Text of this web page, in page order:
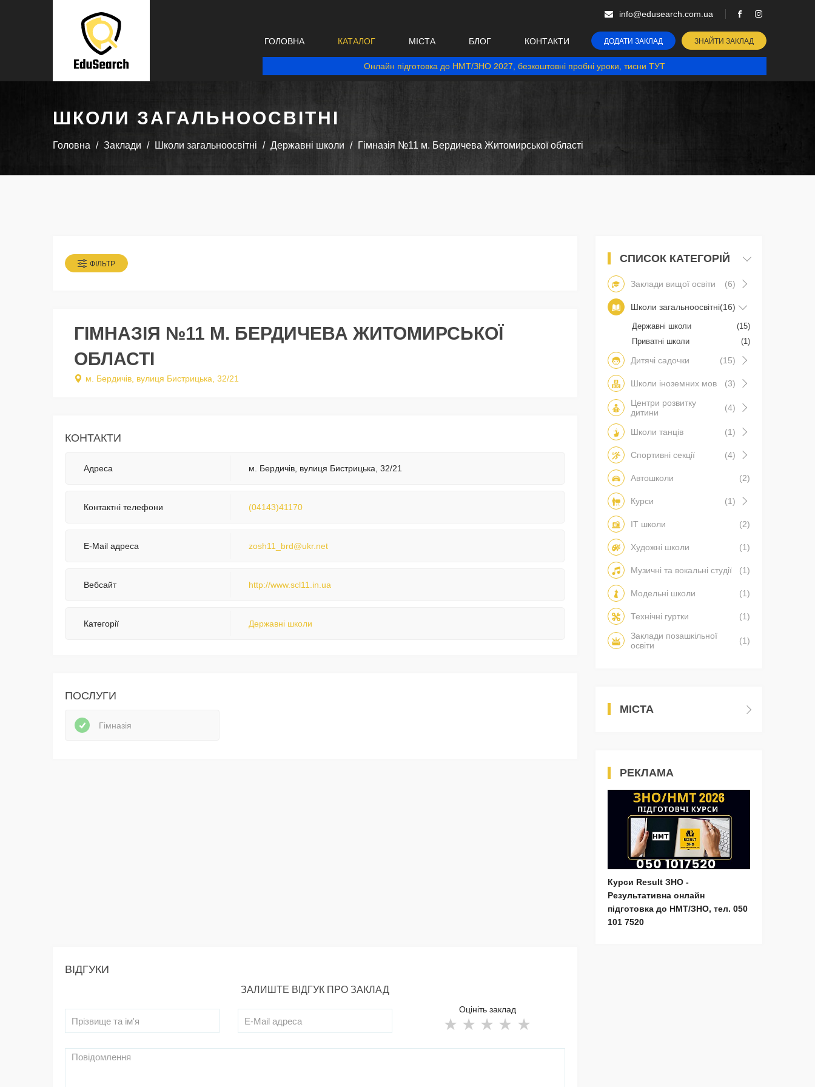
info@edusearch.com.ua
ГОЛОВНА КАТАЛОГ МІСТА БЛОГ КОНТАКТИ ДОДАТИ ЗАКЛАД ЗНАЙТИ ЗАКЛАД
Онлайн підготовка до НМТ/ЗНО 2027, безкоштовні пробні уроки, тисни ТУТ
ШКОЛИ ЗАГАЛЬНООСВІТНІ
Головна Заклади Школи загальноосвітні Державні школи Гімназія №11 м. Бердичева Житомирської області
ФІЛЬТР
ГІМНАЗІЯ №11 М. БЕРДИЧЕВА ЖИТОМИРСЬКОЇ
ОБЛАСТІ
м. Бердичів, вулиця Бистрицька, 32/21
КОНТАКТИ
Адреса м. Бердичів, вулиця Бистрицька, 32/21
Контактні телефони (04143)41170
E-Mail адреса zosh11_brd@ukr.net
Вебсайт http://www.scl11.in.ua
Категорії Державні школи
ПОСЛУГИ
Гімназія
ВІДГУКИ
ЗАЛИШТЕ ВІДГУК ПРО ЗАКЛАД
Оцініть заклад
СПИСОК КАТЕГОРІЙ
Заклади вищої освіти (6)
Школи загальноосвітні(16)
Державні школи
(15)
Приватні школи
(1)
Дитячі садочки (15)
Школи іноземних мов
(3)
Центри розвитку
дитини
(4)
Школи танців (1)
Спортивні секції (4)
Автошколи (2)
Курси (1)
IT школи (2)
Художні школи (1)
Музичні та вокальні студії (1)
Модельні школи (1)
Технічні гуртки
(1)
Заклади позашкільної
освіти
(1)
МІСТА
РЕКЛАМА
Курси Result ЗНО -
Результативна онлайн
підготовка до НМТ/ЗНО, тел. 050
101 7520